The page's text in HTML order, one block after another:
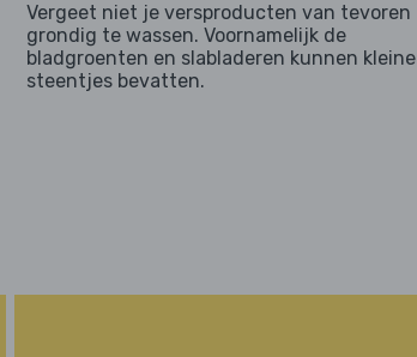
Vergeet niet je versproducten van tevoren
grondig te wassen. Voornamelijk de
bladgroenten en slabladeren kunnen kleine
steentjes bevatten.